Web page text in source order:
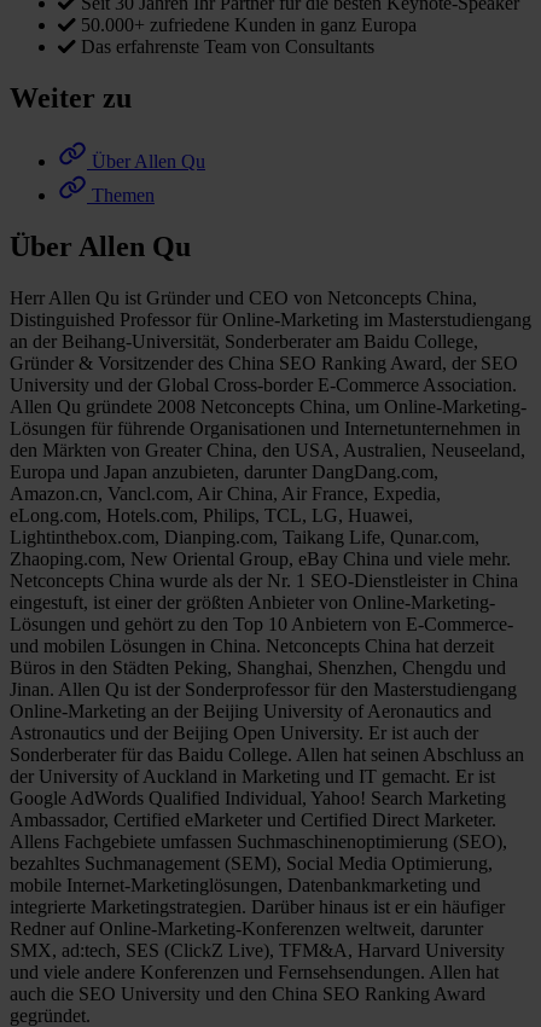
50.000+ zufriedene Kunden in ganz Europa
Das erfahrenste Team von Consultants
Weiter zu
Über Allen Qu
Themen
Über Allen Qu
Herr Allen Qu ist Gründer und CEO von Netconcepts China,
Distinguished Professor für Online-Marketing im Masterstudiengang
an der Beihang-Universität, Sonderberater am Baidu College,
Gründer & Vorsitzender des China SEO Ranking Award, der SEO
University und der Global Cross-border E-Commerce Association.
Allen Qu gründete 2008 Netconcepts China, um Online-Marketing-
Lösungen für führende Organisationen und Internetunternehmen in
den Märkten von Greater China, den USA, Australien, Neuseeland,
Europa und Japan anzubieten, darunter DangDang.com,
Amazon.cn, Vancl.com, Air China, Air France, Expedia,
eLong.com, Hotels.com, Philips, TCL, LG, Huawei,
Lightinthebox.com, Dianping.com, Taikang Life, Qunar.com,
Zhaoping.com, New Oriental Group, eBay China und viele mehr.
Netconcepts China wurde als der Nr. 1 SEO-Dienstleister in China
eingestuft, ist einer der größten Anbieter von Online-Marketing-
Lösungen und gehört zu den Top 10 Anbietern von E-Commerce-
und mobilen Lösungen in China. Netconcepts China hat derzeit
Büros in den Städten Peking, Shanghai, Shenzhen, Chengdu und
Jinan. Allen Qu ist der Sonderprofessor für den Masterstudiengang
Online-Marketing an der Beijing University of Aeronautics and
Astronautics und der Beijing Open University. Er ist auch der
Sonderberater für das Baidu College. Allen hat seinen Abschluss an
der University of Auckland in Marketing und IT gemacht. Er ist
Google AdWords Qualified Individual, Yahoo! Search Marketing
Ambassador, Certified eMarketer und Certified Direct Marketer.
Allens Fachgebiete umfassen Suchmaschinenoptimierung (SEO),
bezahltes Suchmanagement (SEM), Social Media Optimierung,
mobile Internet-Marketinglösungen, Datenbankmarketing und
integrierte Marketingstrategien. Darüber hinaus ist er ein häufiger
Redner auf Online-Marketing-Konferenzen weltweit, darunter
SMX, ad:tech, SES (ClickZ Live), TFM&A, Harvard University
und viele andere Konferenzen und Fernsehsendungen. Allen hat
auch die SEO University und den China SEO Ranking Award
gegründet.